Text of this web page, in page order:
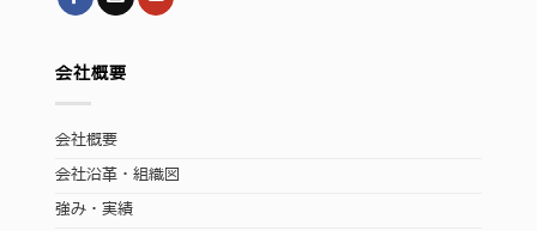
会社概要
会社概要
会社沿革・組織図
強み・実績